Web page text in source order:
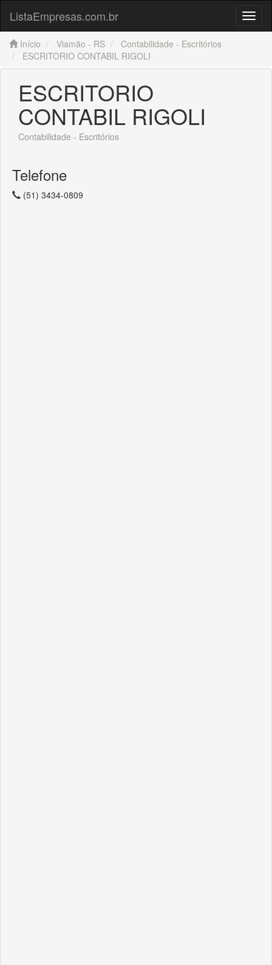
Menu
ListaEmpresas.com.br
Início Viamão - RS
Contabilidade - Escritórios
ESCRITORIO CONTABIL RIGOLI
ESCRITORIO
CONTABIL RIGOLI
Contabilidade - Escritórios
Telefone
(51) 3434-0809